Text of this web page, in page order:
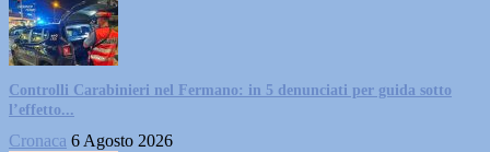
Controlli Carabinieri nel Fermano: in 5 denunciati per guida sotto
l’effetto...
Cronaca 6 Agosto 2026